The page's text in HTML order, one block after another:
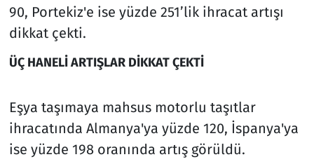
90, Portekiz'e ise yüzde 251’lik ihracat artışı
dikkat çekti.
ÜÇ HANELİ ARTIŞLAR DİKKAT ÇEKTİ
Eşya taşımaya mahsus motorlu taşıtlar
ihracatında Almanya'ya yüzde 120, İspanya'ya
ise yüzde 198 oranında artış görüldü.